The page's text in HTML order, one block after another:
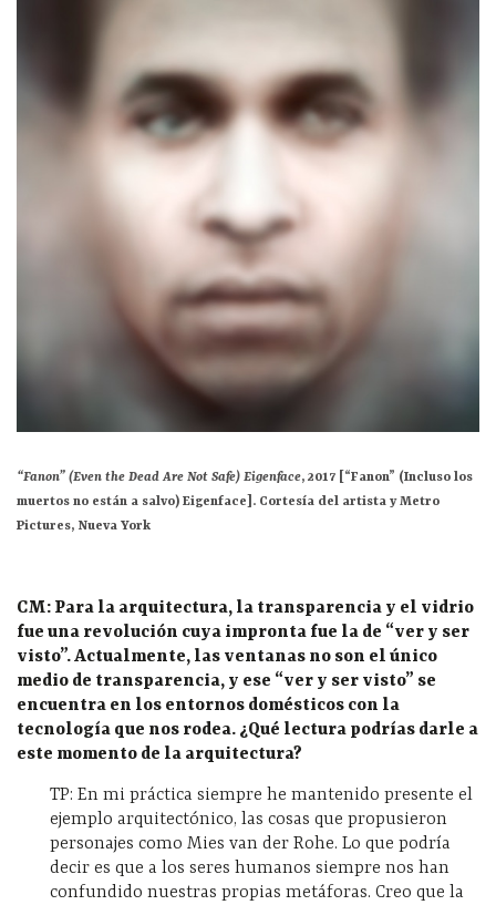
“Fanon” (Even the Dead Are Not Safe) Eigenface, 2017 [ “Fanon” (Incluso los
muertos no están a salvo) Eigenface]. Cortesía del artista y Metro
Pictures, Nueva York
CM: Para la arquitectura, la transparencia y el vidrio
fue una revolución cuya impronta fue la de “ver y ser
visto”. Actualmente, las ventanas no son el único
medio de transparencia, y ese “ver y ser visto” se
encuentra en los entornos domésticos con la
tecnología que nos rodea. ¿Qué lectura podrías darle a
este momento de la arquitectura?
TP: En mi práctica siempre he mantenido presente el
ejemplo arquitectónico, las cosas que propusieron
personajes como Mies van der Rohe. Lo que podría
decir es que a los seres humanos siempre nos han
confundido nuestras propias metáforas. Creo que la